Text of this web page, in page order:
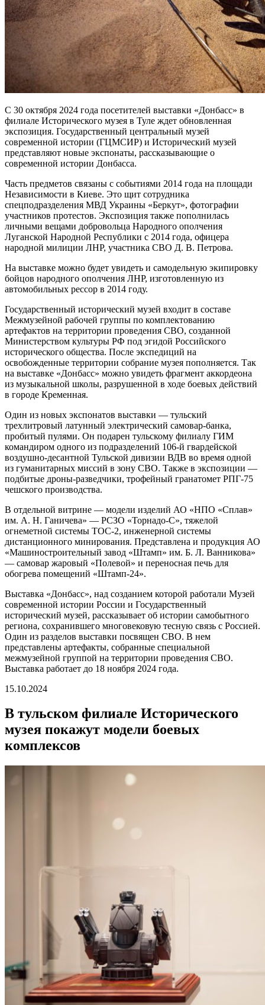
С 30 октября 2024 года посетителей выставки «Донбасс» в
филиале Исторического музея в Туле ждет обновленная
экспозиция. Государственный центральный музей
современной истории (ГЦМСИР) и Исторический музей
представляют новые экспонаты, рассказывающие о
современной истории Донбасса.
Часть предметов связаны с событиями 2014 года на площади
Независимости в Киеве. Это щит сотрудника
спецподразделения МВД Украины «Беркут», фотографии
участников протестов. Экспозиция также пополнилась
личными вещами добровольца Народного ополчения
Луганской Народной Республики с 2014 года, офицера
народной милиции ЛНР, участника СВО Д. В. Петрова.
На выставке можно будет увидеть и самодельную экипировку
бойцов народного ополчения ЛНР, изготовленную из
автомобильных рессор в 2014 году.
Государственный исторический музей входит в составе
Межмузейной рабочей группы по комплектованию
артефактов на территории проведения СВО, созданной
Министерством культуры РФ под эгидой Российского
исторического общества. После экспедиций на
освобожденные территории собрание музея пополняется. Так
на выставке «Донбасс» можно увидеть фрагмент аккордеона
из музыкальной школы, разрушенной в ходе боевых действий
в городе Кременная.
Один из новых экспонатов выставки — тульский
трехлитровый латунный электрический самовар-банка,
пробитый пулями. Он подарен тульскому филиалу ГИМ
командиром одного из подразделений 106-й гвардейской
воздушно-десантной Тульской дивизии ВДВ во время одной
из гуманитарных миссий в зону СВО. Также в экспозиции —
подбитые дроны-разведчики, трофейный гранатомет РПГ-75
чешского производства.
В отдельной витрине — модели изделий АО «НПО «Сплав»
им. А. Н. Ганичева» — РСЗО «Торнадо-С», тяжелой
огнеметной системы ТОС-2, инженерной системы
дистанционного минирования. Представлена и продукция АО
«Машиностроительный завод «Штамп» им. Б. Л. Ванникова»
— самовар жаровый «Полевой» и переносная печь для
обогрева помещений «Штамп-24».
Выставка «Донбасс», над созданием которой работали Музей
современной истории России и Государственный
исторический музей, рассказывает об истории самобытного
региона, сохранившего многовековую тесную связь с Россией.
Один из разделов выставки посвящен СВО. В нем
представлены артефакты, собранные специальной
межмузейной группой на территории проведения СВО.
Выставка работает до 18 ноября 2024 года.
15.10.2024
В тульском филиале Исторического
музея покажут модели боевых
комплексов